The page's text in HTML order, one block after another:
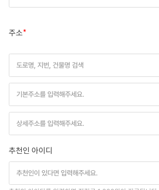
주소*
추천인 아이디